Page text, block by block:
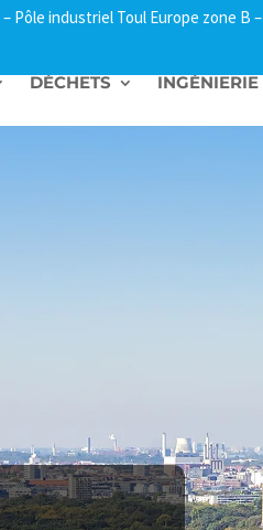
– Pôle industriel Toul Europe zone B –
DÉCHETS INGÉNIERIE